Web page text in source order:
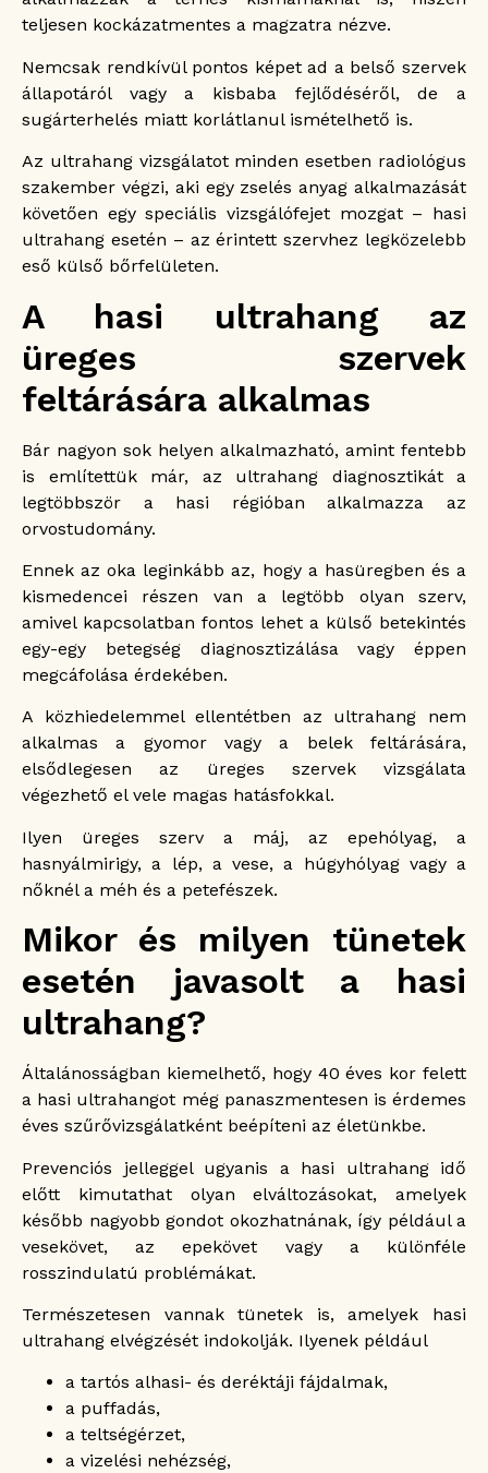
teljesen kockázatmentes a magzatra nézve.
Nemcsak rendkívül pontos képet ad a belső szervek
állapotáról vagy a kisbaba fejlődéséről, de a
sugárterhelés miatt korlátlanul ismételhető is.
Az ultrahang vizsgálatot minden esetben radiológus
szakember végzi, aki egy zselés anyag alkalmazását
követően egy speciális vizsgálófejet mozgat – hasi
ultrahang esetén – az érintett szervhez legközelebb
eső külső bőrfelületen.
A hasi ultrahang az
üreges szervek
feltárására alkalmas
Bár nagyon sok helyen alkalmazható, amint fentebb
is említettük már, az ultrahang diagnosztikát a
legtöbbször a hasi régióban alkalmazza az
orvostudomány.
Ennek az oka leginkább az, hogy a hasüregben és a
kismedencei részen van a legtöbb olyan szerv,
amivel kapcsolatban fontos lehet a külső betekintés
egy-egy betegség diagnosztizálása vagy éppen
megcáfolása érdekében.
A közhiedelemmel ellentétben az ultrahang nem
alkalmas a gyomor vagy a belek feltárására,
elsődlegesen az üreges szervek vizsgálata
végezhető el vele magas hatásfokkal.
Ilyen üreges szerv a máj, az epehólyag, a
hasnyálmirigy, a lép, a vese, a húgyhólyag vagy a
nőknél a méh és a petefészek.
Mikor és milyen tünetek
esetén javasolt a hasi
ultrahang?
Általánosságban kiemelhető, hogy 40 éves kor felett
a hasi ultrahangot még panaszmentesen is érdemes
éves szűrővizsgálatként beépíteni az életünkbe.
Prevenciós jelleggel ugyanis a hasi ultrahang idő
előtt kimutathat olyan elváltozásokat, amelyek
később nagyobb gondot okozhatnának, így például a
vesekövet, az epekövet vagy a különféle
rosszindulatú problémákat.
Természetesen vannak tünetek is, amelyek hasi
ultrahang elvégzését indokolják. Ilyenek például
a tartós alhasi- és deréktáji fájdalmak,
a puffadás,
a teltségérzet,
a vizelési nehézség,